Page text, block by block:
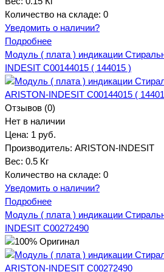
Количество на складе: 0
Уведомить о наличии?
Подробнее
Модуль ( плата ) индикации
INDESIT C00144015 ( 144015 )
Отзывов (0)
Нет в наличии
Цена: 1 руб.
Производитель: ARISTON-INDESIT
Вес: 0.5 Кг
Количество на складе: 0
Уведомить о наличии?
Подробнее
Модуль ( плата ) индикации
INDESIT C00272490